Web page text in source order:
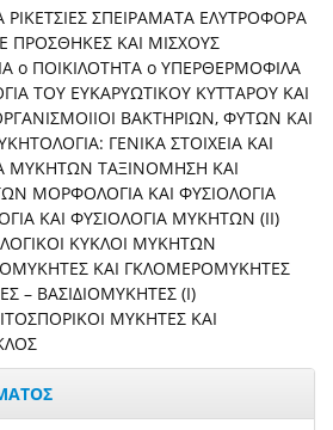
ΣΠΕΙΡΑΜΑΤΑ ΕΛΥΤΡΟΦΟΡΑ
ΠΡΟΣΘΗΚΕΣ ΚΑΙ ΜΙΣΧΟΥΣ
o ΠΟΙΚΙΛΟΤΗΤΑ o ΥΠΕΡΘΕΡΜΟΦΙΛΑ
ΤΟΥ ΕΥΚΑΡYΩΤΙΚΟΥ ΚΥΤΤΑΡΟΥ ΚΑΙ
ΒΑΚΤΗΡΙΩΝ, ΦΥΤΩΝ ΚΑΙ
ΓΕΝΙΚΑ ΣΤΟΙΧΕΙΑ ΚΑΙ
ΜΥΚΗΤΩΝ ΤΑΞΙΝΟΜΗΣΗ ΚΑΙ
ΜΟΡΦΟΛΟΓΙΑ ΚΑΙ ΦΥΣΙΟΛΟΓΙΑ
ΚΑΙ ΦΥΣΙΟΛΟΓΙΑ ΜΥΚΗΤΩΝ (ΙΙ)
ΚΥΚΛΟΙ ΜΥΚΗΤΩΝ
ΚΑΙ ΓΚΛΟΜΕΡΟΜΥΚΗΤΕΣ
– ΒΑΣΙΔΙΟΜΥΚΗΤΕΣ (Ι)
ΜΥΚΗΤΕΣ ΚΑΙ